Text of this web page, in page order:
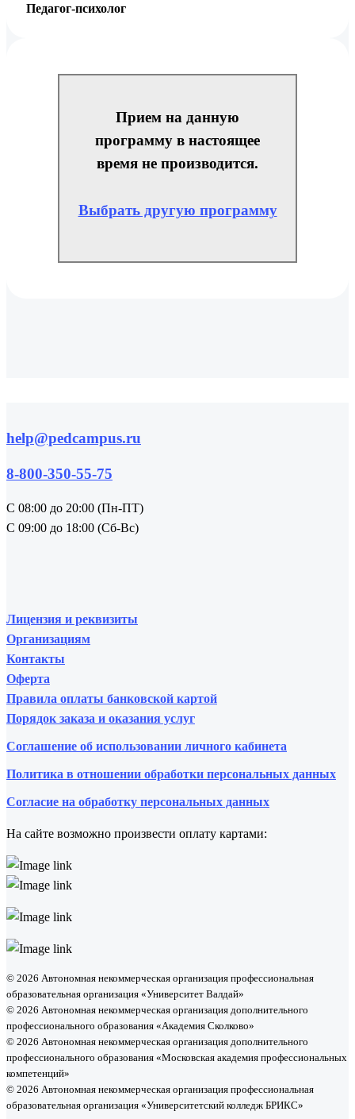
Педагог-психолог
Прием на данную
программу в настоящее
время не производится.
Выбрать другую программу
help@pedcampus.ru
8-800-350-55-75
С 08:00 до 20:00 (Пн-ПТ)
С 09:00 до 18:00 (Сб-Вс)
Лицензия и реквизиты
Организациям
Контакты
Оферта
Правила оплаты банковской картой
Порядок заказа и оказания услуг
Соглашение об использовании личного кабинета
Политика в отношении обработки персональных данных
Согласие на обработку персональных данных
На сайте возможно произвести оплату картами:
© 2026 Автономная некоммерческая организация профессиональная
образовательная организация «Университет Валдай»
© 2026 Автономная некоммерческая организация дополнительного
профессионального образования «Академия Сколково»
© 2026 Автономная некоммерческая организация дополнительного
профессионального образования «Московская академия профессиональных
компетенций»
© 2026 Автономная некоммерческая организация профессиональная
образовательная организация «Университетский колледж БРИКС»